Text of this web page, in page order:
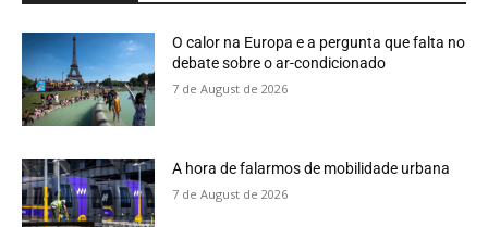
O calor na Europa e a pergunta que falta no
debate sobre o ar-condicionado
7 de August de 2026
A hora de falarmos de mobilidade urbana
7 de August de 2026